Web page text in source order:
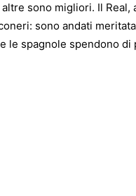
sono migliori. Il
sono andati
le spagnole spendono di